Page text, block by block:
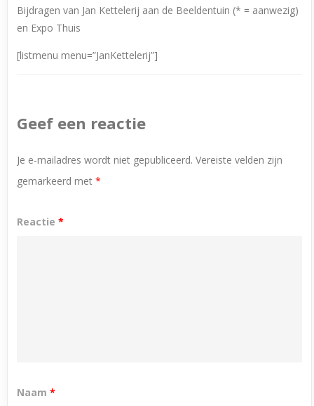
Bijdragen van Jan Kettelerij aan de Beeldentuin (* = aanwezig)
en Expo Thuis
[listmenu menu=”JanKettelerij”]
Geef een reactie
Je e-mailadres wordt niet gepubliceerd. Vereiste velden zijn
gemarkeerd met*
Reactie*
Naam*